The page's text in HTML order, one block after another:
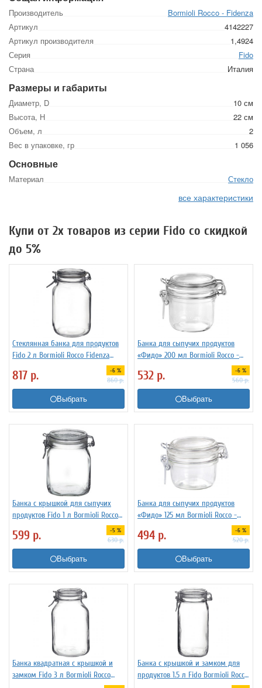
Производитель
Bormioli Rocco - Fidenza
Артикул
4142227
Артикул производителя
1,4924
Серия
Fido
Страна
Италия
Размеры и габариты
Диаметр, D
10 см
Высота, Н
22 см
Объем, л
2
Вес в упаковке, гр
1 056
Основные
Материал Стекло
все характеристики
Купи от 2х товаров из серии Fido со скидкой
до 5%
Стеклянная банка для продуктов
Fido 2 л Bormioli Rocco Fidenza
817 р. -6 %
860р.
Выбрать
Банка для сыпучих продуктов
«Фидо» 200 мл Bormioli Rocco -
532 р. -6 %
560р.
Выбрать
Банка с крышкой для сыпучих
продуктов Fido 1 л Bormioli Rocco
599 р. -5 %
630р.
Выбрать
Банка для сыпучих продуктов
«Фидо» 125 мл Bormioli Rocco -
494 р. -6 %
520р.
Выбрать
Банка квадратная с крышкой и
замком Fido 3 л Bormioli Rocco
Банка с крышкой и замком для
продуктов 1.5 л Fido Bormioli Rocco